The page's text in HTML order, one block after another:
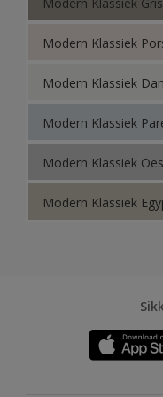
Modern Klassiek
Modern Klassiek
Modern Klassiek
Modern Klassiek
Modern Klassiek